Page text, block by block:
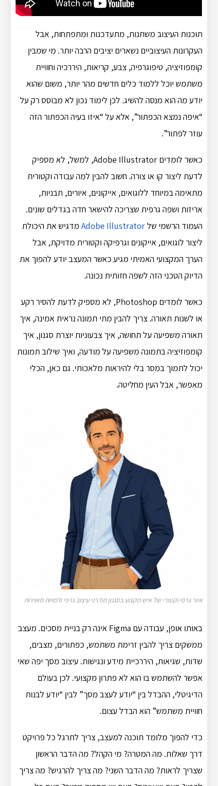
תוכנות העיצוב משתנות, מתעדכנות ומתפתחות, אבל
העקרונות העיצוביים נשארים יציבים הרבה יותר. מי שמבין
קומפוזיציה, טיפוגרפיה, צבע, קריאות, היררכיה וחוויית
משתמש יוכל ללמוד כלים חדשים מהר יותר, משום שהוא
יודע מה הוא מנסה להשיג. לכן לימוד נכון לא מבוסס רק על
“איפה נמצא הכפתור”, אלא על “איזו בעיה הכפתור הזה
עוזר לפתור”.
כאשר לומדים Adobe Illustrator, למשל, לא מספיק
לדעת ליצור קו או צורה. חשוב להבין למה עבודה וקטורית
מתאימה במיוחד ללוגואים, אייקונים, איורים, תבניות,
אריזות ושפה גרפית שצריכה להישאר חדה בגדלים שונים.
העמוד הרשמי שלAdobe Illustrator מדגיש את היכולת
ליצור לוגואים, אייקונים וגרפיקה וקטורית מדויקת, אבל
הערך המקצועי האמיתי מגיע כאשר המעצב יודע להפוך את
הדיוק הטכני הזה לשפה חזותית נכונה.
כאשר לומדים Photoshop, לא מספיק לדעת להסיר רקע
או לשנות תאורה. צריך להבין מתי תמונה נראית אמינה, איך
תאורה משפיעה על תחושה, איך צבעוניות יוצרת סגנון, איך
קומפוזיציה בתמונה משפיעה על מודעה, ואיך שילוב תמונות
יכול לתמוך במסר בלי להיראות מלאכותי. גם כאן, הכלי
מאפשר, אבל העין מחליטה.
איור גרפי וקטורי של איש מקצוע בסגנון מודרני עיצוב גרפי ודמויות מאוירות
באותו אופן, עבודה עם Figma אינה רק בניית מסכים. מעצב
ממשקים צריך להבין זרימת משתמש, כפתורים, מצבים,
שדות, שגיאות, היררכיית מידע ונגישות. עיצוב מסך יפה שאי
אפשר להשתמש בו הוא לא פתרון מקצועי. לכן בעולם
הדיגיטלי, ההבדל בין “יודע לעצב מסך” לבין “יודע לבנות
חוויית משתמש” הוא הבדל עצום.
כדי להפוך מלומד תוכנה למעצב, צריך לתרגל כל פרויקט
דרך שאלות. מה המטרה? מי הקהל? מה הדבר הראשון
שצריך לראות? מה הדבר השני? מה צריך להרגיש? מה צריך